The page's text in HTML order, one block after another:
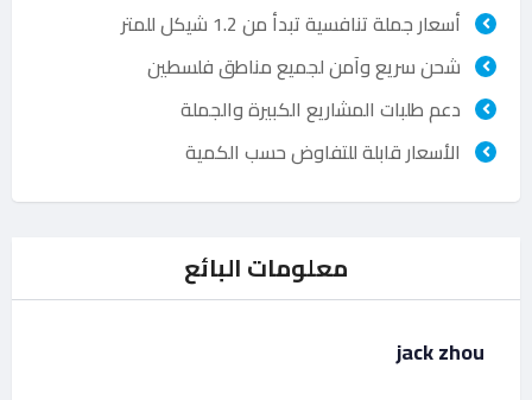
أسعار جملة تنافسية تبدأ من 1.2 شيكل للمتر
شحن سريع وآمن لجميع مناطق فلسطين
دعم طلبات المشاريع الكبيرة والجملة
الأسعار قابلة للتفاوض حسب الكمية
معلومات البائع
jack zhou